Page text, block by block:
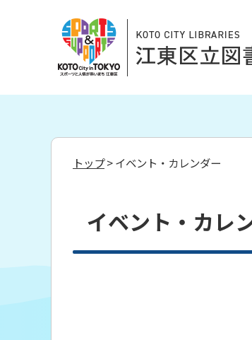
トップ> イベント・カレンダー
イベント・カレ